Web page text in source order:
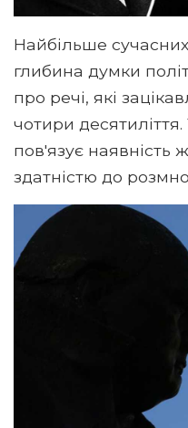
Найбільше
глибина думки
про речі, які
чотири
пов'язує наявність
здатністю до